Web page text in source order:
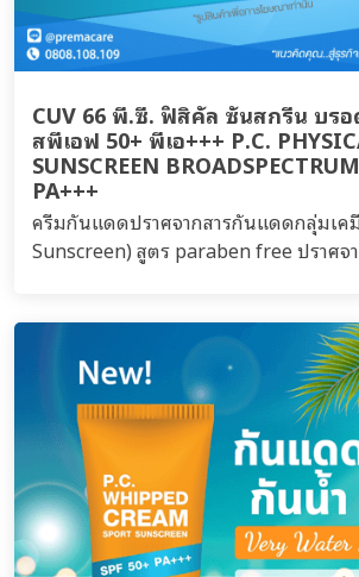
CUV 66 พี.ซี. ฟิสิคัล ซันสกรีน บรอ
สพีเอฟ 50+ พีเอ+++ P.C.
SUNSCREEN
PA+++
ครีมกันแดดปราศจากสารกันแดดกลุ่มเค
Sunscreen) สูตร paraben free ปราศจ